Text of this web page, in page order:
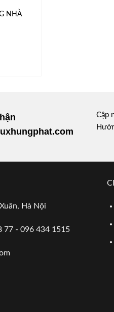
NHÀ
Cập
Hà Nội
77 - 096 434 1515